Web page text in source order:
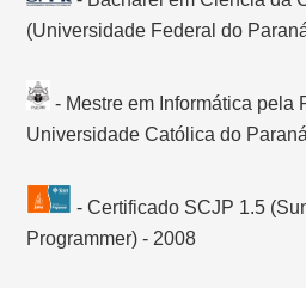
(Universidade Federal do
- Mestre em Informática pela
Universidade Católica do
- Certificado SCJP 1.5
Programmer) - 2008